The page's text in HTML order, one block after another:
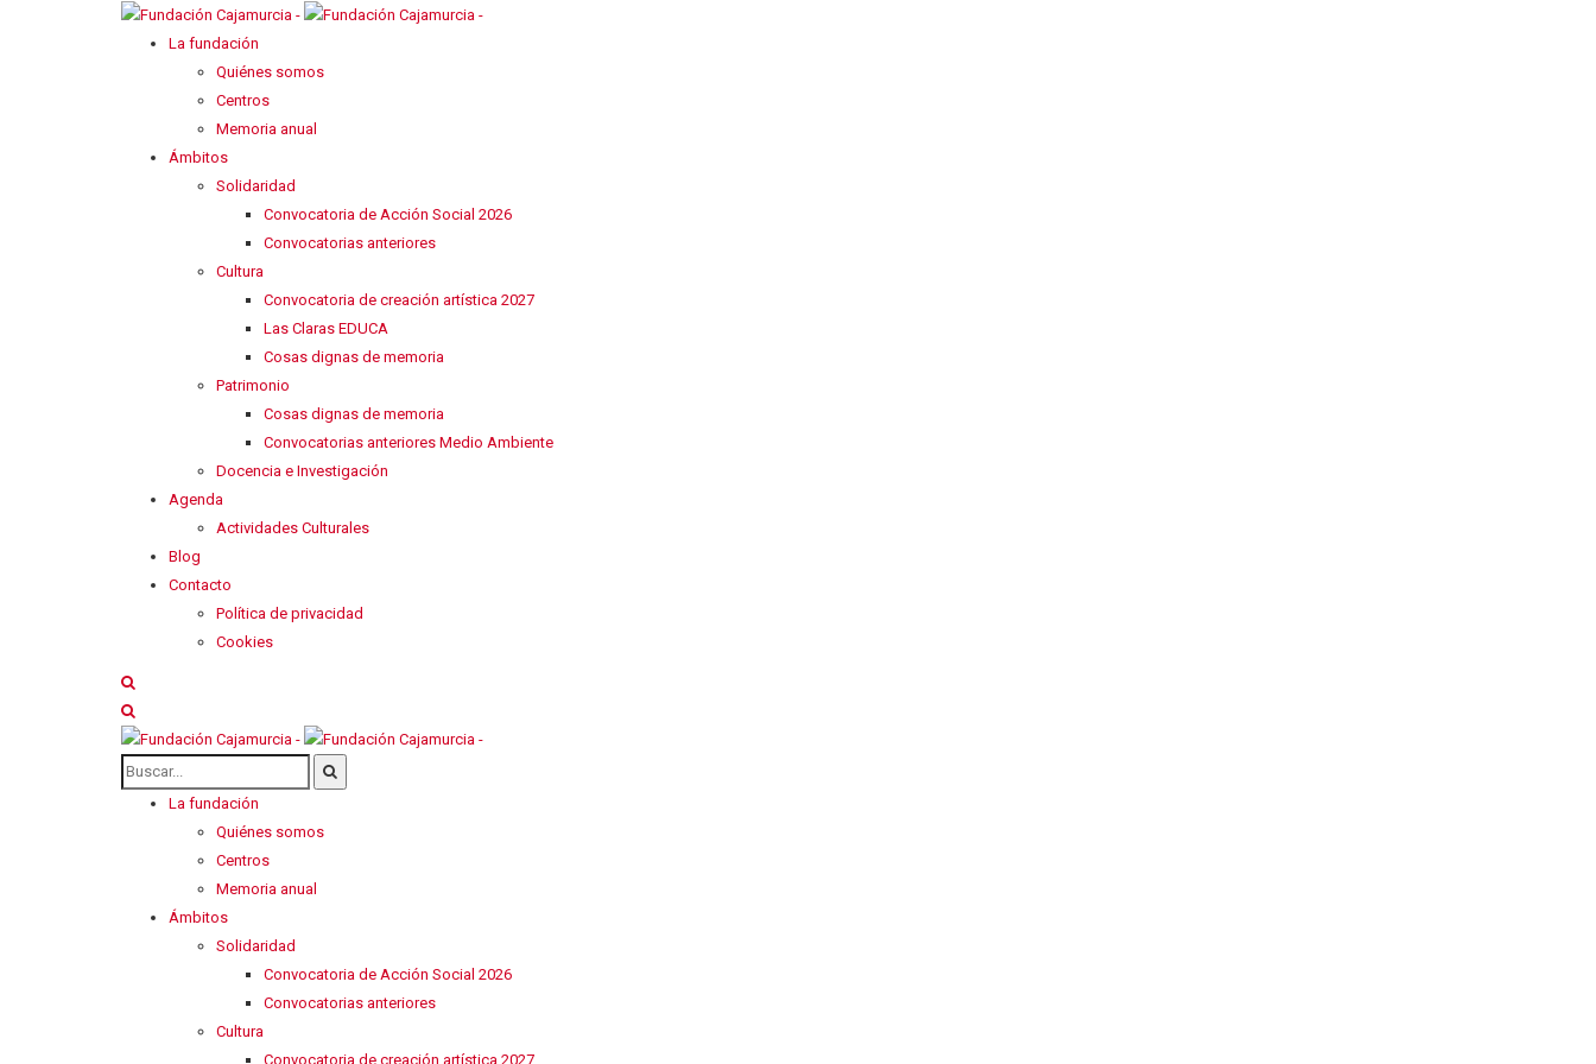
La fundación
Quiénes somos
Centros
Memoria anual
Ámbitos
Solidaridad
Convocatoria de Acción Social 2026
Convocatorias anteriores
Cultura
Convocatoria de creación artística 2027
Las Claras EDUCA
Cosas dignas de memoria
Patrimonio
Cosas dignas de memoria
Convocatorias anteriores Medio Ambiente
Docencia e Investigación
Agenda
Actividades Culturales
Blog
Contacto
Política de privacidad
Cookies
La fundación
Quiénes somos
Centros
Memoria anual
Ámbitos
Solidaridad
Convocatoria de Acción Social 2026
Convocatorias anteriores
Cultura
Convocatoria de creación artística 2027